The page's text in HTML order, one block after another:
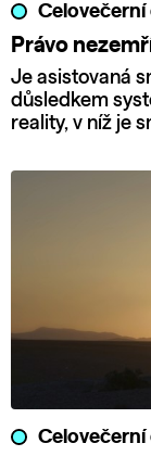
Právo
Je asistovaná
důsledkem
reality, v níž je